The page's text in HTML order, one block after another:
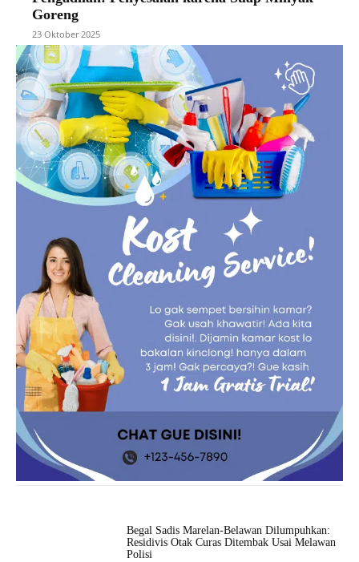
Goreng
23 Oktober 2025
Begal Sadis Marelan-Belawan Dilumpuhkan:
Residivis Otak Curas Ditembak Usai Melawan
Polisi